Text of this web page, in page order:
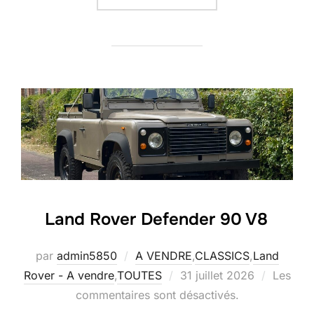
Land Rover Defender 90 V8
par admin5850 A VENDRE,CLASSICS,Land
Rover - A vendre,TOUTES
Publié
le
31 juillet 2026
Les
commentaires sont désactivés.